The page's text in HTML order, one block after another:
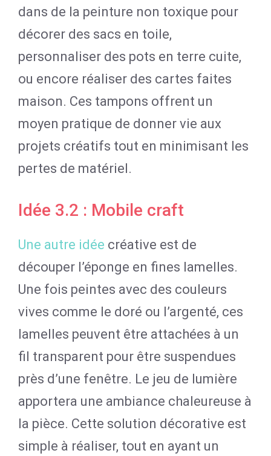
dans de la peinture non toxique pour
décorer des sacs en toile,
personnaliser des pots en terre cuite,
ou encore réaliser des cartes faites
maison. Ces tampons offrent un
moyen pratique de donner vie aux
projets créatifs tout en minimisant les
pertes de matériel.
Idée 3.2 : Mobile craft
Une autre idée créative est de
découper l’éponge en fines lamelles.
Une fois peintes avec des couleurs
vives comme le doré ou l’argenté, ces
lamelles peuvent être attachées à un
fil transparent pour être suspendues
près d’une fenêtre. Le jeu de lumière
apportera une ambiance chaleureuse à
la pièce. Cette solution décorative est
simple à réaliser, tout en ayant un